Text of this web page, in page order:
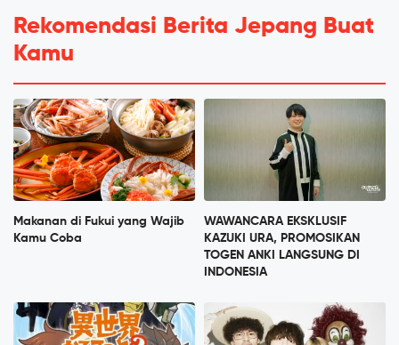
Rekomendasi Berita Jepang Buat
Kamu
Makanan di Fukui yang Wajib
Kamu Coba
WAWANCARA EKSKLUSIF
KAZUKI URA, PROMOSIKAN
TOGEN ANKI LANGSUNG DI
INDONESIA